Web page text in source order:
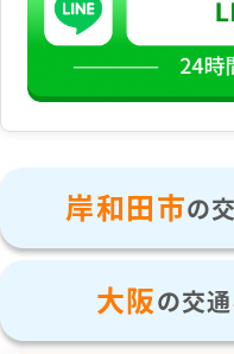
岸和田市の
大阪の交